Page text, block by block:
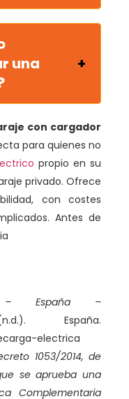
una
con cargador
para quienes no
propio en su
privado. Ofrece
con costes
Antes de
– España –
España.
electrica
1053/2014, de
se aprueba una
Complementaria